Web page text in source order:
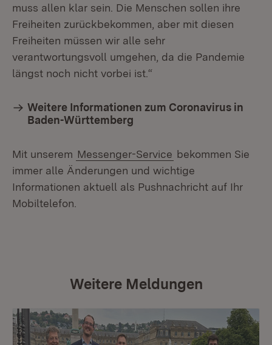
muss allen klar sein. Die Menschen sollen ihre
Freiheiten zurückbekommen, aber mit diesen
Freiheiten müssen wir alle sehr
verantwortungsvoll umgehen, da die Pandemie
längst noch nicht vorbei ist.“
Weitere Informationen zum Coronavirus in
Baden-Württemberg
Mit unserem Messenger-Service bekommen Sie
immer alle Änderungen und wichtige
Informationen aktuell als Pushnachricht auf Ihr
Mobiltelefon.
Weitere Meldungen